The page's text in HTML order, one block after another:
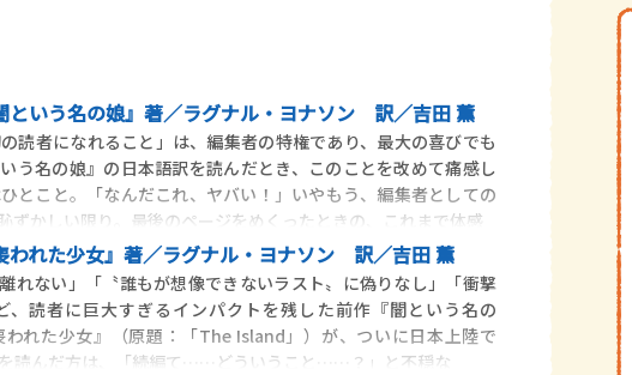
いう名の娘』著／ラグナル・ヨナソン 訳／吉田 薫
読者になれること」は、編集者の特権であり、最大の喜びでも
う名の娘』の日本語訳を読んだとき、このことを改めて痛感し
とこと。「なんだこれ、ヤバい！」いやもう、編集者としての
ずかしい限り。最後のページをめくったときの、これまで体感
れた少女』著／ラグナル・ヨナソン 訳／吉田 薫
れない」「〝誰もが想像できないラスト〟に偽りなし」「衝撃
、読者に巨大すぎるインパクトを残した前作『闇という名の
れた少女』（原題：「The Island」）が、ついに日本上陸で
読んだ方は、「続編て……どういうこと……？」と不穏な